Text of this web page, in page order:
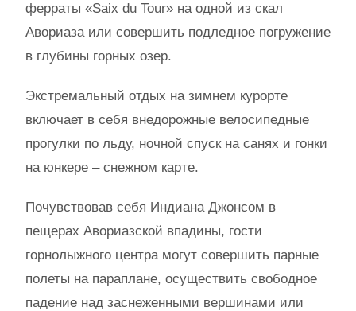
ферраты «Saix du Tour» на одной из скал
Авориаза или совершить подледное погружение
в глубины горных озер.
Экстремальный отдых на зимнем курорте
включает в себя внедорожные велосипедные
прогулки по льду, ночной спуск на санях и гонки
на юнкере – снежном карте.
Почувствовав себя Индиана Джонсом в
пещерах Авориазской впадины, гости
горнолыжного центра могут совершить парные
полеты на параплане, осуществить свободное
падение над заснеженными вершинами или